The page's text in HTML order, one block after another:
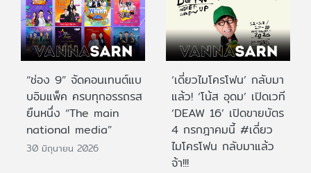
“ช่อง 9” จัดคอนเทนต์แบ
บอิมแพ็ค ครบทุกอรรถรส
ยืนหนึ่ง “The main
national media”
30 มิถุนายน 2026
‘เดี่ยวไมโครโฟน’ กลับมา
แล้ว! ‘โน้ส อุดม’ เปิดเวที
‘DEAW 16’ เปิดขายบัตร
4 กรกฎาคมนี้ #เดี่ยว
ไมโครโฟน กลับมาแล้ว
จ้า!!!